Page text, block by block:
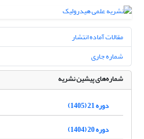
مقالات آماده انتشار
شماره جاری
شماره‌های پیشین نشریه
دوره 21 (1405)
دوره 20 (1404)